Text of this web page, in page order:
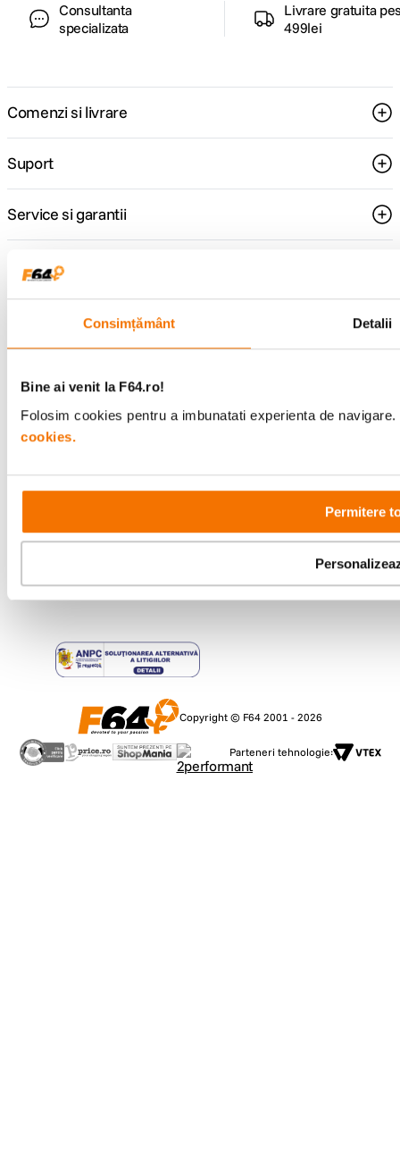
Consimțământ Detalii
Bine ai venit la F64.ro!
Folosim cookies pentru a imbunatati experienta de
cookies.
Permitere
Consultanta
specializata
Livrare gratuita
499lei
Comenzi si livrare
Suport
Service si garantii
F64 Studio
Urmareste-ne
Metode de plata
Program de lucru
Bd-ul Unirii 64, Bucuresti
Copyright © F64 2001 - 2026
Parteneri tehnologie: